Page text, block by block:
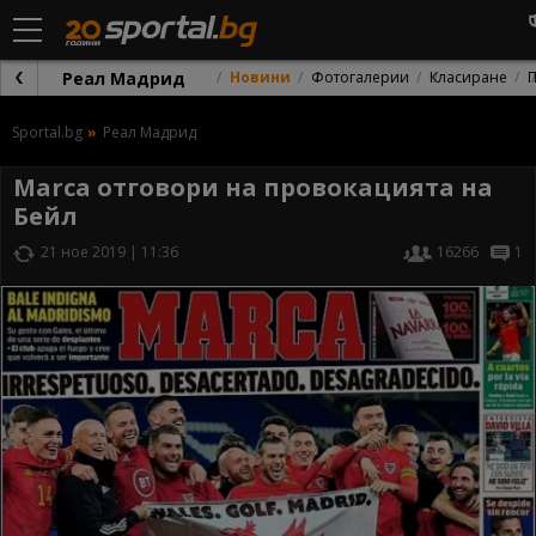
Реал Мадрид Новини Фотогалерии Класиране
Sportal.bg Реал Мадрид
Marca отговори на провокацията на
Бейл
21 ное 2019 | 11:36 16266 1